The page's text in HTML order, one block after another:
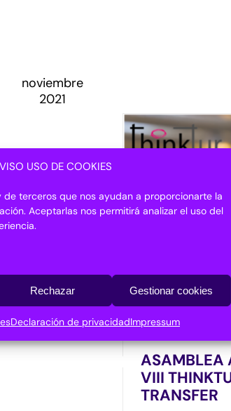
USO DE COOKIES
de terceros que nos ayudan a proporcionarte la
Aceptarlas nos permitirá analizar el uso del
Rechazar Gestionar cookies
Declaración de privacidadImpressum
noviembre
2021
ASAMBLEA
VIII
TRANSFER